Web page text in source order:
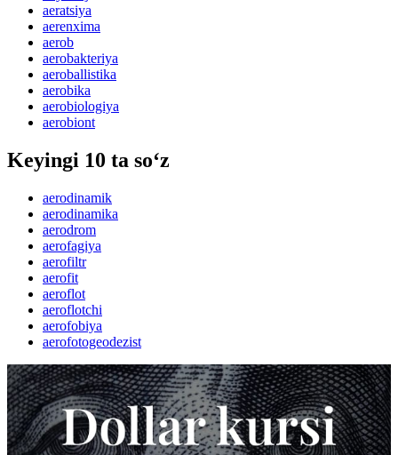
aeratsiya
aerenxima
aerob
aerobakteriya
aeroballistika
aerobika
aerobiologiya
aerobiont
Keyingi 10 ta so‘z
aerodinamik
aerodinamika
aerodrom
aerofagiya
aerofiltr
aerofit
aeroflot
aeroflotchi
aerofobiya
aerofotogeodezist